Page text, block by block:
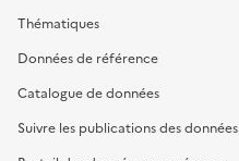
Thématiques
Données de référence
Catalogue de données
Suivre les publications des données